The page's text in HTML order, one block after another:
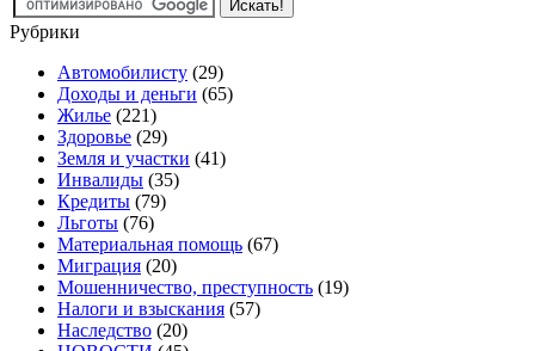
Рубрики
Автомобилисту (29)
Доходы и деньги (65)
Жилье (221)
Здоровье (29)
Земля и участки (41)
Инвалиды (35)
Кредиты (79)
Льготы (76)
Материальная помощь (67)
Миграция (20)
Мошенничество, преступность (19)
Налоги и взыскания (57)
Наследство (20)